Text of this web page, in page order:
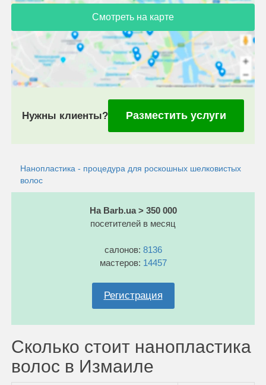
Смотреть на карте
Нужны клиенты? Разместить услуги
Нанопластика - процедура для роскошных шелковистых
волос
На Barb.ua > 350 000
посетителей в месяц
салонов: 8136
мастеров: 14457
Регистрация
Сколько стоит нанопластика
волос в Измаиле